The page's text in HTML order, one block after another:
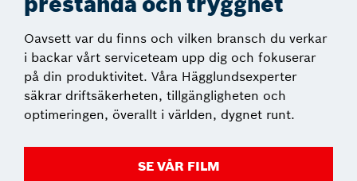
Oavsett var du finns och vilken bransch du verkar
i backar vårt serviceteam upp dig och fokuserar
på din produktivitet. Våra Hägglundsexperter
säkrar driftsäkerheten, tillgängligheten och
optimeringen, överallt i världen, dygnet runt.
SE VÅR FILM